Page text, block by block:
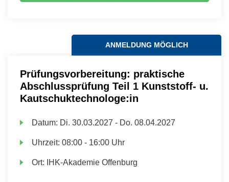
ANMELDUNG MÖGLICH
Prüfungsvorbereitung: praktische
Abschlussprüfung Teil 1 Kunststoff- u.
Kautschuktechnologe:in
Datum: Di. 30.03.2027 - Do. 08.04.2027
Uhrzeit:08:00 - 16:00 Uhr
Ort: IHK-Akademie Offenburg